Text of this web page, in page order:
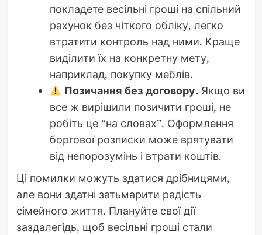
покладете весільні гроші на спільний
рахунок без чіткого обліку, легко
втратити контроль над ними. Краще
виділити їх на конкретну мету,
наприклад, покупку меблів.
Позичання без договору. Якщо ви
все ж вирішили позичити гроші, не
робіть це “на словах”. Оформлення
боргової розписки може врятувати
від непорозумінь і втрати коштів.
Ці помилки можуть здатися дрібницями,
але вони здатні затьмарити радість
сімейного життя. Плануйте свої дії
заздалегідь, щоб весільні гроші стали